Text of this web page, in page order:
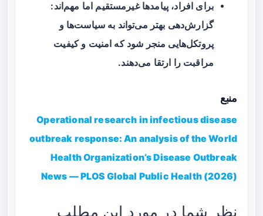
برای افراد، پیامدها غیرمستقیم اما مهم‌اند:
گزارش‌دهی بهتر می‌تواند به سیاست‌ها و
پروتکل‌هایی منجر شود که امنیت و کیفیت
مراقبت را ارتقا می‌دهند.
منبع
Operational research in infectious disease
outbreak response: An analysis of the World
Health Organization’s Disease Outbreak
News — PLOS Global Public Health (2026)
نظر شما در مورد این مطلب